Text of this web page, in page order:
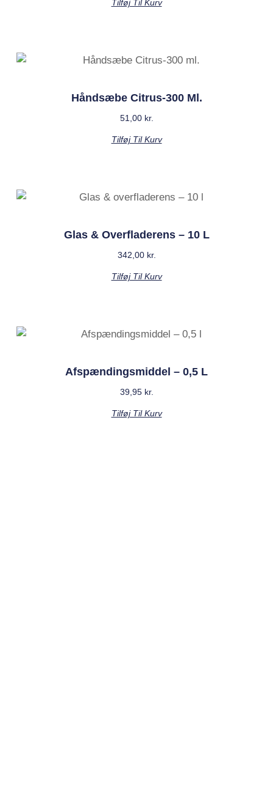
Tilføj Til Kurv
Håndsæbe Citrus-300 Ml.
51,00 kr.
Tilføj Til Kurv
Glas & Overfladerens – 10 L
342,00 kr.
Tilføj Til Kurv
Afspændingsmiddel – 0,5 L
39,95 kr.
Tilføj Til Kurv